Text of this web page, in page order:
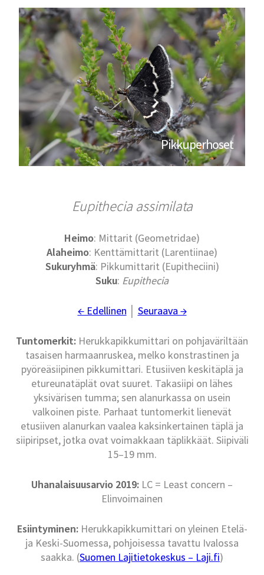
Pikkuperhoset
Eupithecia assimilata
Heimo: Mittarit (Geometridae)
Alaheimo: Kenttämittarit (Larentiinae)
Sukuryhmä: Pikkumittarit (Eupitheciini)
Suku: Eupithecia
← Edellinen Seuraava →
Tuntomerkit: Herukkapikkumittari on pohjaväriltään
tasaisen harmaanruskea, melko konstrastinen ja
pyöreäsiipinen pikkumittari. Etusiiven keskitäplä ja
etureunatäplät ovat suuret. Takasiipi on lähes
yksivärisen tumma; sen alanurkassa on usein
valkoinen piste. Parhaat tuntomerkit lienevät
etusiiven alanurkan vaalea kaksinkertainen täplä ja
siipiripset, jotka ovat voimakkaan täplikkäät. Siipiväli
15–19 mm.
Uhanalaisuusarvio 2019: LC = Least concern –
Elinvoimainen
Esiintyminen:Herukkapikkumittari on yleinen Etelä-
ja Keski-Suomessa, pohjoisessa tavattu Ivalossa
saakka. (Suomen Lajitietokeskus – Laji.fi)